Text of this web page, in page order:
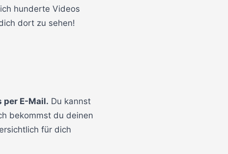
hunderte Videos
dort zu sehen!
per E-Mail. Du kannst
bekommst du deinen
für dich